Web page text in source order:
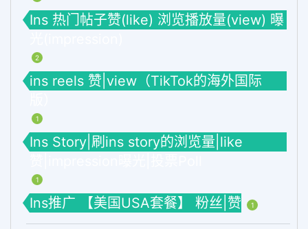
Ins 热门帖子赞(like) 浏览播放量(view) 曝
2
ins reels 赞|view（TikTok的海外国际
1
Ins Story|刷ins story的浏览量|like
1
Ins推广 【美国USA套餐】 粉丝|赞 1